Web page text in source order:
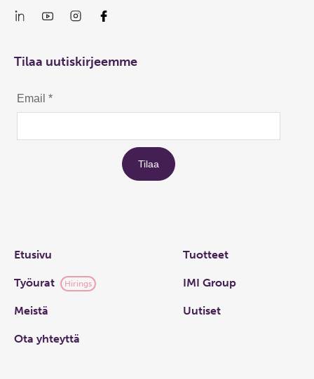
Links
Etusivu Tuotteet
Työurat Hirings IMI Group
Meistä Uutiset
Ota yhteyttä
Tilaa uutiskirjeemme